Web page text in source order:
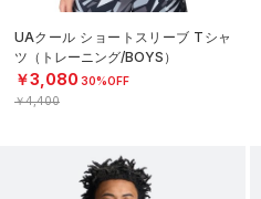
UAクール ショートスリーブ Tシャ
ツ（トレーニング/BOYS）
￥3,080 30%OFF
￥4,400